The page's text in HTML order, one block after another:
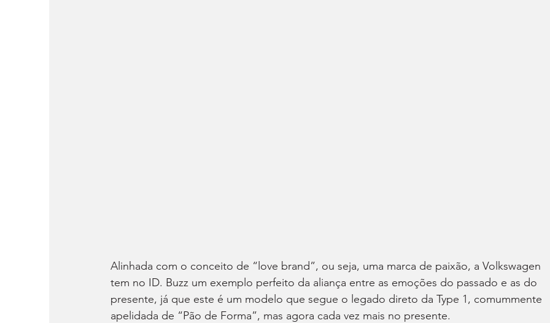
Alinhada com o conceito de “love brand”, ou seja, uma marca de paixão, a Volkswagen
tem no ID. Buzz um exemplo perfeito da aliança entre as emoções do passado e as do
presente, já que este é um modelo que segue o legado direto da Type 1, comummente
apelidada de “Pão de Forma”, mas agora cada vez mais no presente.